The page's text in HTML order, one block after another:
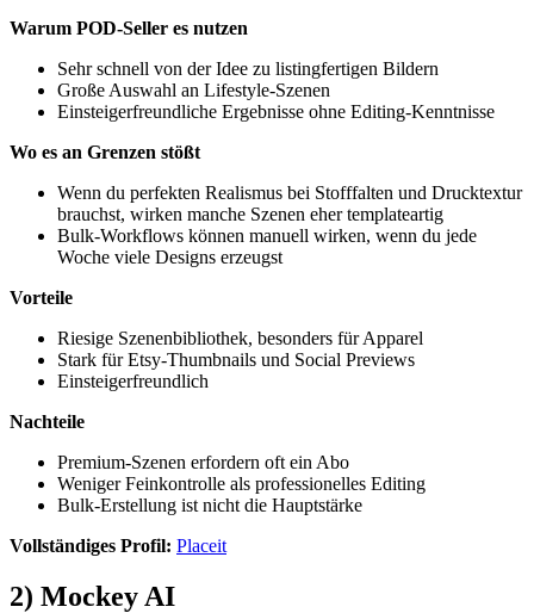
Warum POD-Seller es nutzen
Sehr schnell von der Idee zu listingfertigen Bildern
Große Auswahl an Lifestyle-Szenen
Einsteigerfreundliche Ergebnisse ohne Editing-Kenntnisse
Wo es an Grenzen stößt
Wenn du perfekten Realismus bei Stofffalten und Drucktextur
brauchst, wirken manche Szenen eher templateartig
Bulk-Workflows können manuell wirken, wenn du jede
Woche viele Designs erzeugst
Vorteile
Riesige Szenenbibliothek, besonders für Apparel
Stark für Etsy-Thumbnails und Social Previews
Einsteigerfreundlich
Nachteile
Premium-Szenen erfordern oft ein Abo
Weniger Feinkontrolle als professionelles Editing
Bulk-Erstellung ist nicht die Hauptstärke
Vollständiges Profil: Placeit
2) Mockey AI